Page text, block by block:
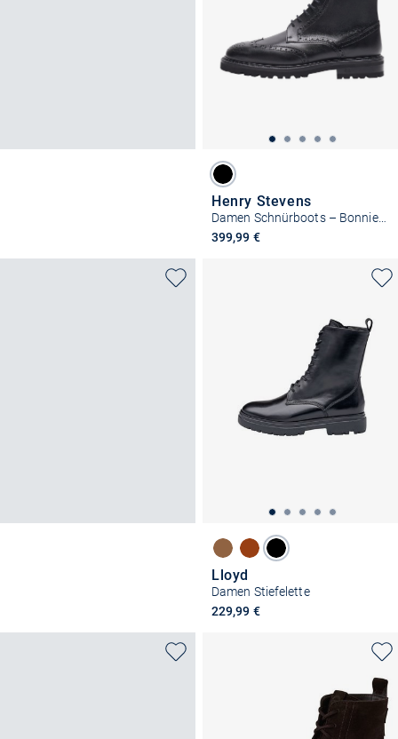
Henry Stevens
Damen Schnürboots – Bonnie FBDB5
399,99 €
Lloyd
Damen Stiefelette
229,99 €